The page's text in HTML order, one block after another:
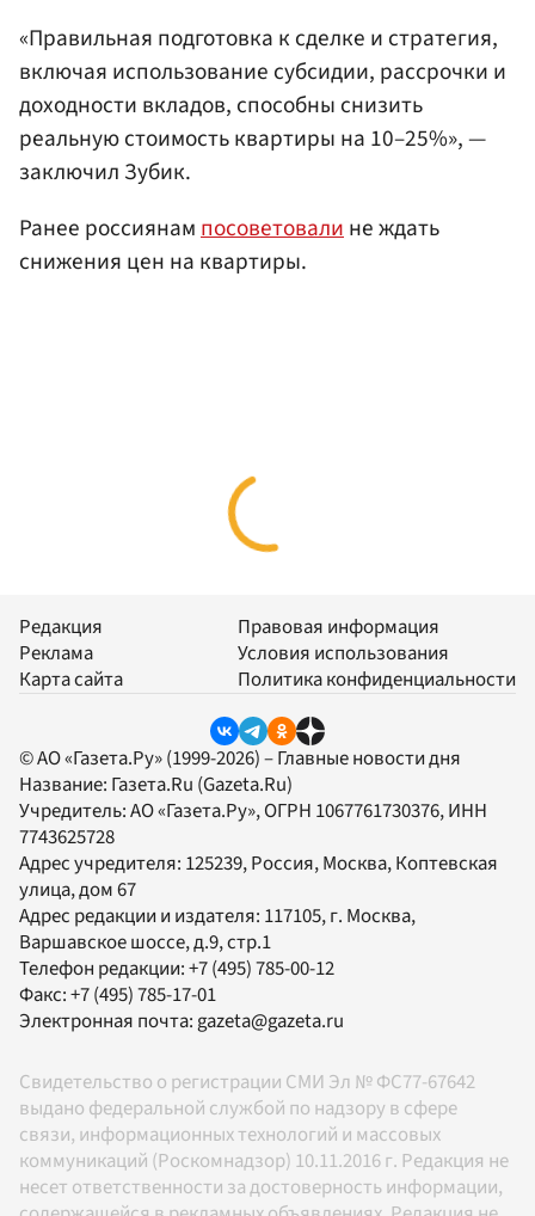
«Правильная подготовка к сделке и стратегия,
включая использование субсидии, рассрочки и
доходности вкладов, способны снизить
реальную стоимость квартиры на 10–25%», —
заключил Зубик.
Ранее россиянампосоветовалине ждать
снижения цен на квартиры.
Редакция
Реклама
Карта сайта
Правовая информация
Условия использования
Политика конфиденциальности
© АО «Газета.Ру» (1999-2026) – Главные новости дня
Название: Газета.Ru (Gazeta.Ru)
Учредитель:АО «Газета.Ру», ОГРН 1067761730376, ИНН
7743625728
Адрес учредителя: 125239, Россия, Москва, Коптевская
улица, дом 67
Адрес редакции и издателя: 117105, г. Москва,
Варшавское шоссе, д.9, стр.1
Телефон редакции:+7 (495) 785-00-12
Факс:+7 (495) 785-17-01
Электронная почта: gazeta@gazeta.ru
Свидетельство о регистрации СМИ Эл № ФС77-67642
выдано федеральной службой по надзору в сфере
связи, информационных технологий и массовых
коммуникаций (Роскомнадзор) 10.11.2016 г. Редакция не
несет ответственности за достоверность информации,